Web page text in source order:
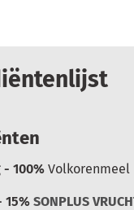
- 100% Volkorenmeel
15% SONPLUS